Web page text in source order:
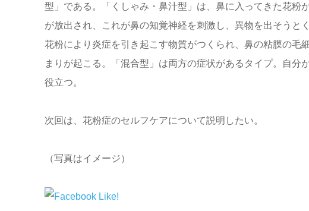
型」である。「くしゃみ・鼻汁型」は、鼻に入ってきた花粉
が放出され、これが鼻の知覚神経を刺激し、異物を出そうと
花粉により炎症を引き起こす物質がつくられ、鼻の粘膜の毛
まりが起こる。「混合型」は両方の症状があるタイプ。自
役立つ。
次回は、花粉症のセルフケアについて説明したい。
（写真はイメージ）